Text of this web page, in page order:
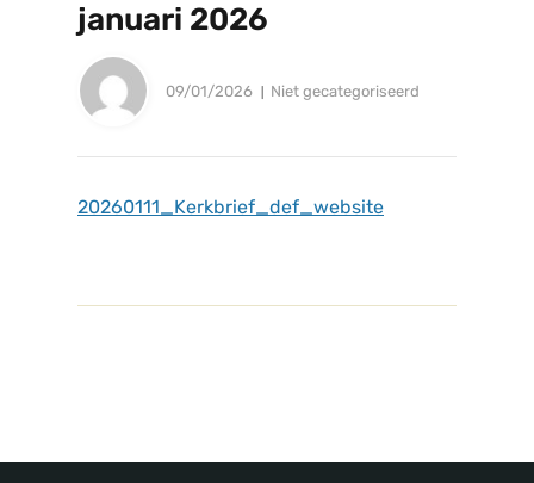
januari 2026
09/01/2026 Niet gecategoriseerd
20260111_Kerkbrief_def_website